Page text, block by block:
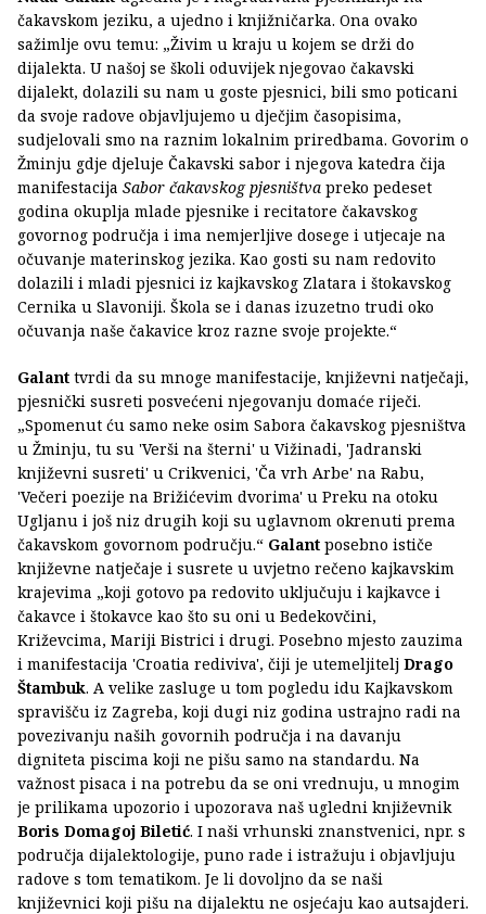
čakavskom jeziku, a ujedno i knjižničarka. Ona ovako
sažimlje ovu temu: „Živim u kraju u kojem se drži do
dijalekta. U našoj se školi oduvijek njegovao čakavski
dijalekt, dolazili su nam u goste pjesnici, bili smo poticani
da svoje radove objavljujemo u dječjim časopisima,
sudjelovali smo na raznim lokalnim priredbama. Govorim o
Žminju gdje djeluje Čakavski sabor i njegova katedra čija
manifestacija Sabor čakavskog pjesništva preko pedeset
godina okuplja mlade pjesnike i recitatore čakavskog
govornog područja i ima nemjerljive dosege i utjecaje na
očuvanje materinskog jezika. Kao gosti su nam redovito
dolazili i mladi pjesnici iz kajkavskog Zlatara i štokavskog
Cernika u Slavoniji. Škola se i danas izuzetno trudi oko
očuvanja naše čakavice kroz razne svoje projekte.“
Galant tvrdi da su mnoge manifestacije, književni natječaji,
pjesnički susreti posvećeni njegovanju domaće riječi.
„Spomenut ću samo neke osim Sabora čakavskog pjesništva
u Žminju, tu su 'Verši na šterni' u Vižinadi, 'Jadranski
književni susreti' u Crikvenici, 'Ča vrh Arbe' na Rabu,
'Večeri poezije na Brižićevim dvorima' u Preku na otoku
Ugljanu i još niz drugih koji su uglavnom okrenuti prema
čakavskom govornom području.“ Galant posebno ističe
književne natječaje i susrete u uvjetno rečeno kajkavskim
krajevima „koji gotovo pa redovito uključuju i kajkavce i
čakavce i štokavce kao što su oni u Bedekovčini,
Križevcima, Mariji Bistrici i drugi. Posebno mjesto zauzima
i manifestacija 'Croatia rediviva', čiji je utemeljitelj Drago
Štambuk. A velike zasluge u tom pogledu idu Kajkavskom
spravišču iz Zagreba, koji dugi niz godina ustrajno radi na
povezivanju naših govornih područja i na davanju
digniteta piscima koji ne pišu samo na standardu. Na
važnost pisaca i na potrebu da se oni vrednuju, u mnogim
je prilikama upozorio i upozorava naš ugledni književnik
Boris Domagoj Biletić. I naši vrhunski znanstvenici, npr. s
područja dijalektologije, puno rade i istražuju i objavljuju
radove s tom tematikom. Je li dovoljno da se naši
književnici koji pišu na dijalektu ne osjećaju kao autsajderi.